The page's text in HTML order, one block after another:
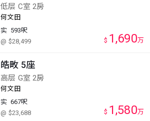
低层 C室 2房
何文田
实 593呎
@ $28,499
$ 1,690万
皓畋 5座
高层 G室 2房
何文田
实 667呎
@ $23,688
$ 1,580万